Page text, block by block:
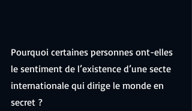
Pourquoi certaines personnes ont-elles
le sentiment de l’existence d’une secte
internationale qui dirige le monde en
secret ?